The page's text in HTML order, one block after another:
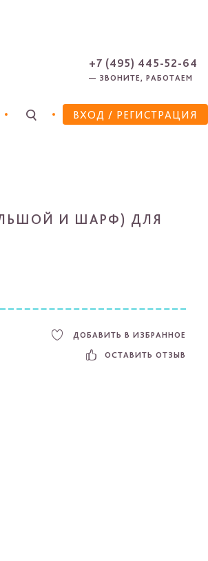
ВХОД / РЕГИСТРАЦИЯ
+7 (495) 445-52-64
— ЗВОНИТЕ, РАБОТАЕМ
И ШАРФ) ДЛЯ
ДОБАВИТЬ В ИЗБРАННОЕ
ОСТАВИТЬ ОТЗЫВ